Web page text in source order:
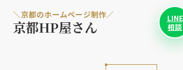
＼京都のホームページ制作／
京都HP屋さん
LINE
相談